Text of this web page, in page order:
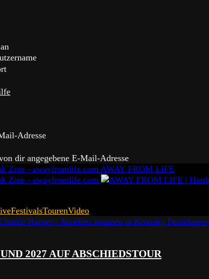
Adresse
dir angegebene E-Mail-Adresse
AWAY FROM LIFE
FestivalsTourenVideo
2027 AUF ABSCHIEDSTOUR